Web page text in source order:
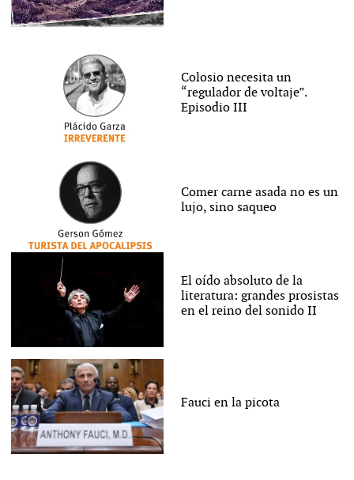
Colosio necesita un
“regulador de voltaje”.
Episodio III
Comer carne asada no es un
lujo, sino saqueo
El oído absoluto de la
literatura: grandes prosistas
en el reino del sonido II
Fauci en la picota